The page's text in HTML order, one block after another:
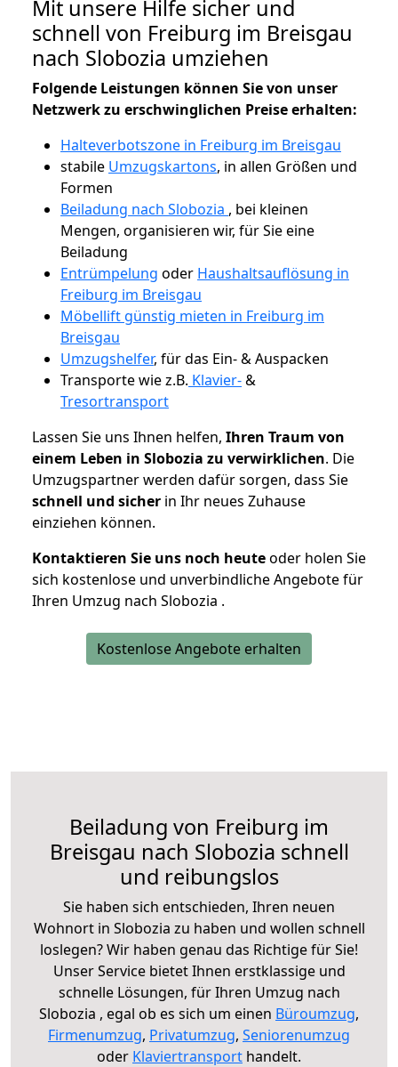
Mit unsere Hilfe sicher und
schnell von Freiburg im Breisgau
nach Slobozia umziehen
Folgende Leistungen können Sie von unser
Netzwerk zu erschwinglichen Preise erhalten:
Halteverbotszone in Freiburg im Breisgau
stabile Umzugskartons, in allen Größen und
Formen
Beiladung nach Slobozia , bei kleinen
Mengen, organisieren wir, für Sie eine
Beiladung
Entrümpelung oder Haushaltsauflösung in
Freiburg im Breisgau
Möbellift günstig mieten in Freiburg im
Breisgau
Umzugshelfer, für das Ein- & Auspacken
Transporte wie z.B. Klavier-&
Tresortransport
Lassen Sie uns Ihnen helfen, Ihren Traum von
einem Leben in Slobozia zu verwirklichen. Die
Umzugspartner werden dafür sorgen, dass Sie
schnell und sicher in Ihr neues Zuhause
einziehen können.
Kontaktieren Sie uns noch heuteoder holen Sie
sich kostenlose und unverbindliche Angebote für
Ihren Umzug nach Slobozia .
Kostenlose Angebote erhalten
Beiladung von Freiburg im
Breisgau nach Slobozia schnell
und reibungslos
Sie haben sich entschieden, Ihren neuen
Wohnort in Slobozia zu haben und wollen schnell
loslegen? Wir haben genau das Richtige für Sie!
Unser Service bietet Ihnen erstklassige und
schnelle Lösungen, für Ihren Umzug nach
Slobozia , egal ob es sich um einen Büroumzug,
Firmenumzug, Privatumzug, Seniorenumzug
oder Klaviertransport handelt.